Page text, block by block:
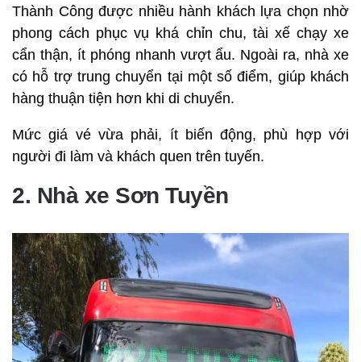
Thành Công được nhiều hành khách lựa chọn nhờ
phong cách phục vụ khá chỉn chu, tài xế chạy xe
cẩn thận, ít phóng nhanh vượt ẩu. Ngoài ra, nhà xe
có hỗ trợ trung chuyển tại một số điểm, giúp khách
hàng thuận tiện hơn khi di chuyển.
Mức giá vé vừa phải, ít biến động, phù hợp với
người đi làm và khách quen trên tuyến.
2. Nhà xe Sơn Tuyền